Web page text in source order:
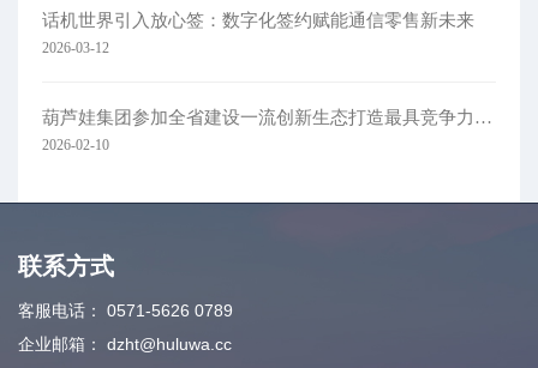
话机世界引入放心签：数字化签约赋能通信零售新未来
2026-03-12
葫芦娃集团参加全省建设一流创新生态打造最具竞争力营商环境大会
2026-02-10
联系方式
客服电话：
0571-5626 0789
企业邮箱：
dzht@huluwa.cc